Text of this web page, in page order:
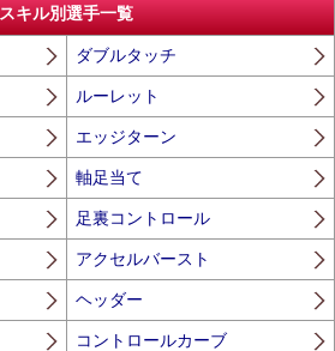
スキル別選手一覧
ダブルタッチ
ルーレット
エッジターン
軸足当て
足裏コントロール
アクセルバースト
ヘッダー
コントロールカーブ